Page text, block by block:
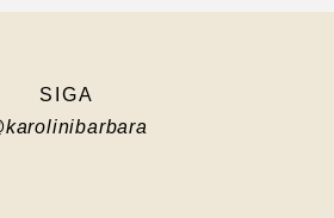
SIGA